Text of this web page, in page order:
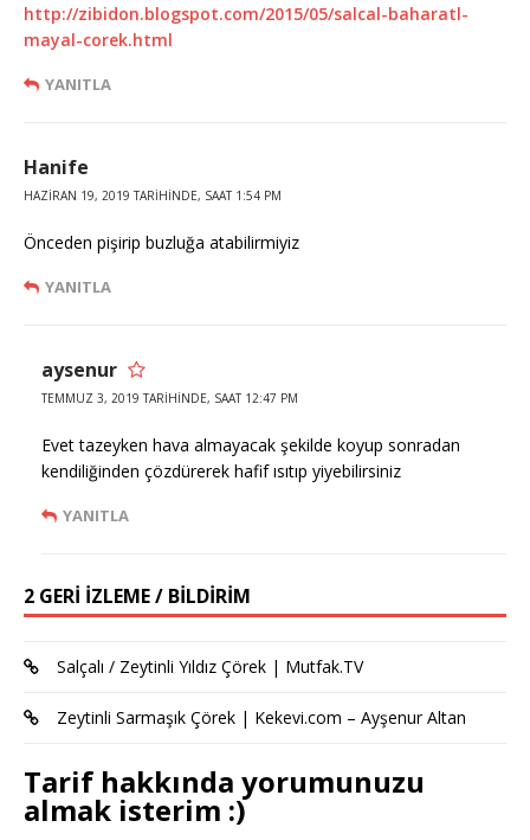
http://zibidon.blogspot.com/2015/05/salcal-baharatl-
mayal-corek.html
YANITLA
Hanife
HAZIRAN 19, 2019 TARIHINDE, SAAT 1:54 PM
Önceden pişirip buzluğa atabilirmiyiz
YANITLA
aysenur
TEMMUZ 3, 2019 TARIHINDE, SAAT 12:47 PM
Evet tazeyken hava almayacak şekilde koyup sonradan
kendiliğinden çözdürerek hafif ısıtıp yiyebilirsiniz
YANITLA
2 GERI IZLEME / BILDIRIM
Salçalı / Zeytinli Yıldız Çörek | Mutfak.TV
Zeytinli Sarmaşık Çörek | Kekevi.com – Ayşenur Altan
Tarif hakkında yorumunuzu
almak isterim :)